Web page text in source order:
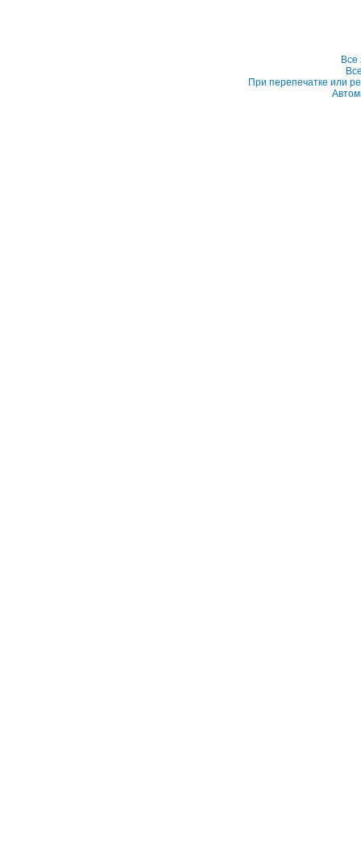
При перепечатке или